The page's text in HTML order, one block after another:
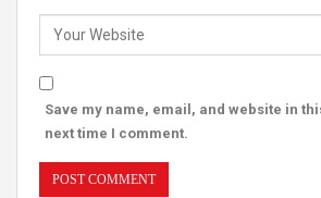
Save my name, email, and website in
next time I comment.